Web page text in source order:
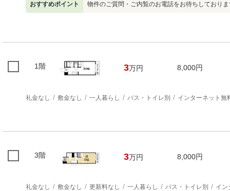
おすすめポイント 物件のご質問・ご内覧のお電話をお待ちしており
1階 3万円 8,000円
礼金なし 敷金なし 一人暮らし バス・トイレ別 インターネット無
3階 3万円 8,000円
礼金なし 敷金なし 更新料なし 一人暮らし バス・トイレ別 イン